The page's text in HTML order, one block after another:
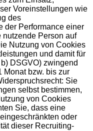
Voreinstellungen wie
des
der Performance einer
Person auf
Nutzung von Cookies
und damit für
DSGVO) zwingend
Monat bzw. bis zur
Sie
selbst bestimmen,
von Cookies
Sie, dass eine
oder
dieser Recruiting-